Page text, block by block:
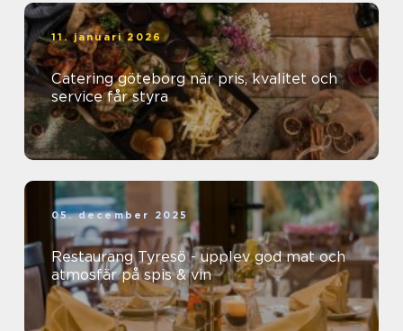
11. januari 2026
Catering göteborg när pris, kvalitet och
service får styra
05. december 2025
Restaurang Tyresö - upplev god mat och
atmosfär på spis & vin